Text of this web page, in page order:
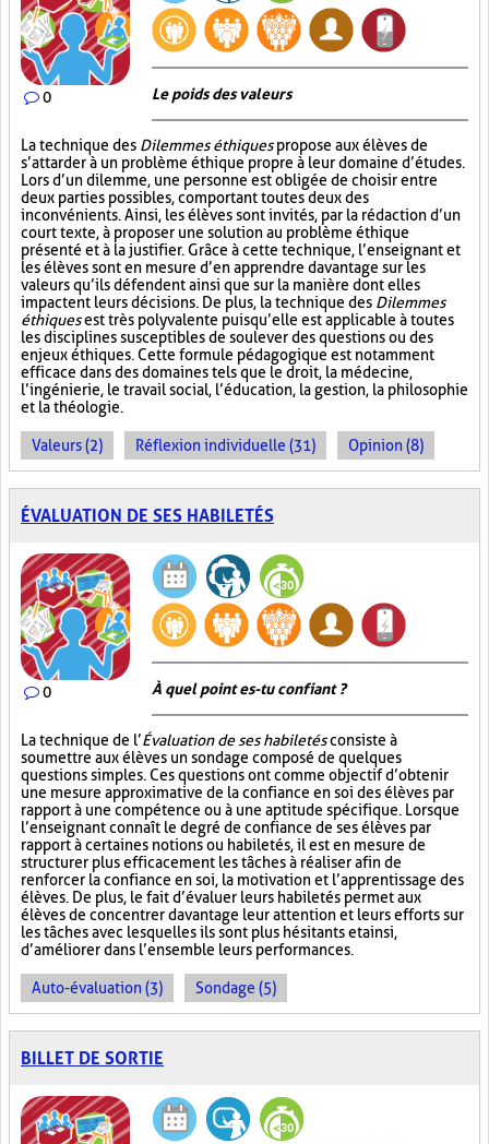
0 Le poids des valeurs
La technique des Dilemmes éthiquespropose aux élèves de
s’attarder à un problème éthique propre à leur domaine d’études.
Lors d’un dilemme, une personne est obligée de choisir entre
deux parties possibles, comportant toutes deux des
inconvénients. Ainsi, les élèves sont invités, par la rédaction d’un
court texte, à proposer une solution au problème éthique
présenté et à la justifier. Grâce à cette technique, l’enseignant et
les élèves sont en mesure d’en apprendre davantage sur les
valeurs qu’ils défendent ainsi que sur la manière dont elles
impactent leurs décisions. De plus, la technique des Dilemmes
éthiquesest très polyvalente puisqu’elle est applicable à toutes
les disciplines susceptibles de soulever des questions ou des
enjeux éthiques. Cette formule pédagogique est notamment
efficace dans des domaines tels que le droit, la médecine,
l’ingénierie, le travail social, l’éducation, la gestion, la philosophie
et la théologie.
Valeurs (2) Réflexion individuelle (31) Opinion (8)
ÉVALUATION DE SES HABILETÉS
0 À quel point es-tu confiant ?
La technique de l’Évaluation de ses habiletésconsiste à
soumettre aux élèves un sondage composé de quelques
questions simples. Ces questions ont comme objectif d’obtenir
une mesure approximative de la confiance en soi des élèves par
rapport à une compétence ou à une aptitude spécifique. Lorsque
l’enseignant connaît le degré de confiance de ses élèves par
rapport à certaines notions ou habiletés, il est en mesure de
structurer plus efficacement les tâches à réaliser afin de
renforcer la confiance en soi, la motivation et l’apprentissage des
élèves. De plus, le fait d’évaluer leurs habiletés permet aux
élèves de concentrer davantage leur attention et leurs efforts sur
les tâches avec lesquelles ils sont plus hésitants et ainsi,
d’améliorer dans l’ensemble leurs performances.
Auto-évaluation (3) Sondage (5)
BILLET DE SORTIE